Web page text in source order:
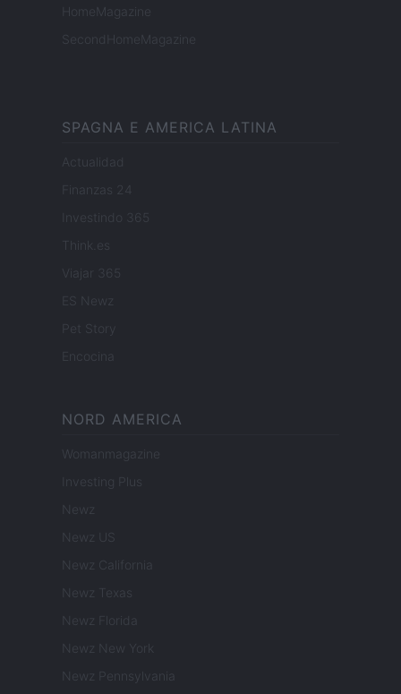
HomeMagazine
SecondHomeMagazine
SPAGNA E AMERICA LATINA
Actualidad
Finanzas 24
Investindo 365
Think.es
Viajar 365
ES Newz
Pet Story
Encocina
NORD AMERICA
Womanmagazine
Investing Plus
Newz
Newz US
Newz California
Newz Texas
Newz Florida
Newz New York
Newz Pennsylvania